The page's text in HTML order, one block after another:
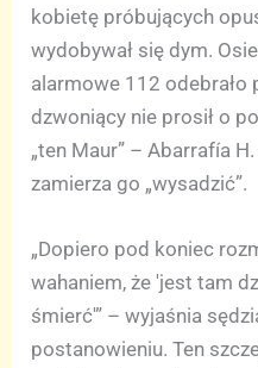
kobietę próbujących
wydobywał się dym.
alarmowe 112 odebrało
dzwoniący nie prosił o
„ten Maur” – Abarrafía
zamierza go „wysadzić”.
„Dopiero pod koniec
wahaniem, że 'jest tam
śmierć'” – wyjaśnia
postanowieniu. Ten